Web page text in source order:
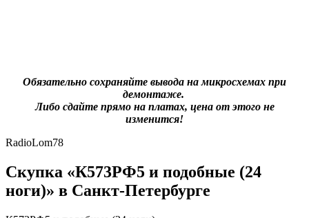
Обязательно сохраняйте вывода на микросхемах при
демонтаже.
Либо сдайте прямо на платах, цена от этого не
изменится!
RadioLom78
Скупка «К573РФ5 и подобные (24
ноги)» в Санкт-Петербурге